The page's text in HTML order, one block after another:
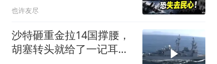
也许友尽
沙特砸重金拉14国撑腰，
胡塞转头就给了一记耳